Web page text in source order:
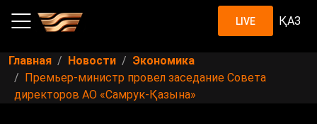
LIVE ҚАЗ
Главная Новости
Экономика
Премьер-министр провел заседание Совета
директоров АО «Самрук-Қазына»